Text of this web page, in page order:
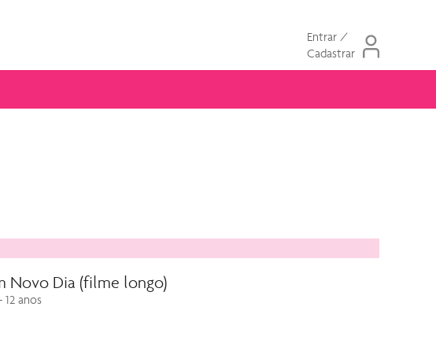
Entrar /
Cadastrar
Novo Dia (filme longo)
anos